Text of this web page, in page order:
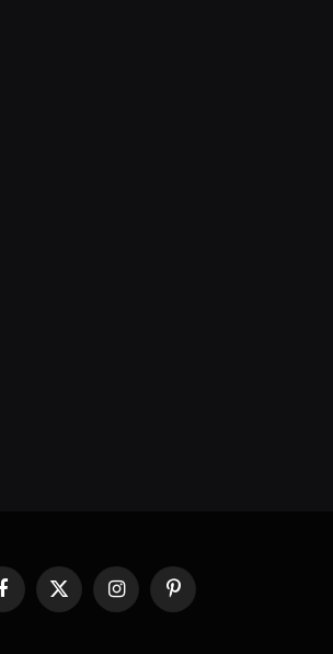
Facebook
X
InstagramPinterest